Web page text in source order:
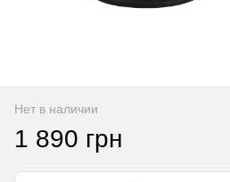
Нет в наличии
1 890 грн